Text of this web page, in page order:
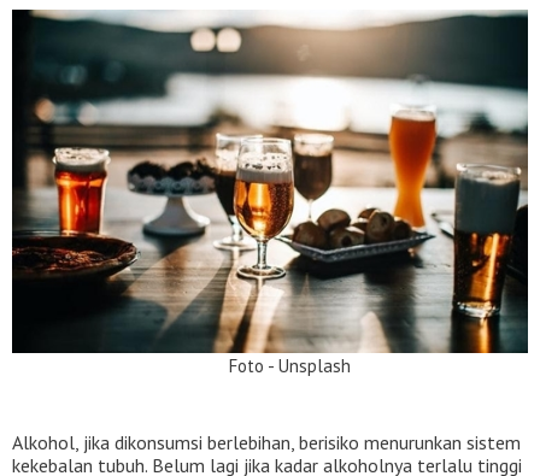
Foto - Unsplash
Alkohol, jika dikonsumsi berlebihan, berisiko menurunkan sistem
kekebalan tubuh. Belum lagi jika kadar alkoholnya terlalu tinggi